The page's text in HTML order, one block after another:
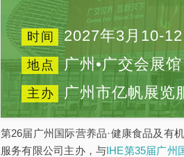
时间 2027年3月10-12
地点 广州•广交会展馆
主办 广州市亿帆展览
第26届广州国际营养品·健康食品及有
服务有限公司主办，与IHE第35届广州